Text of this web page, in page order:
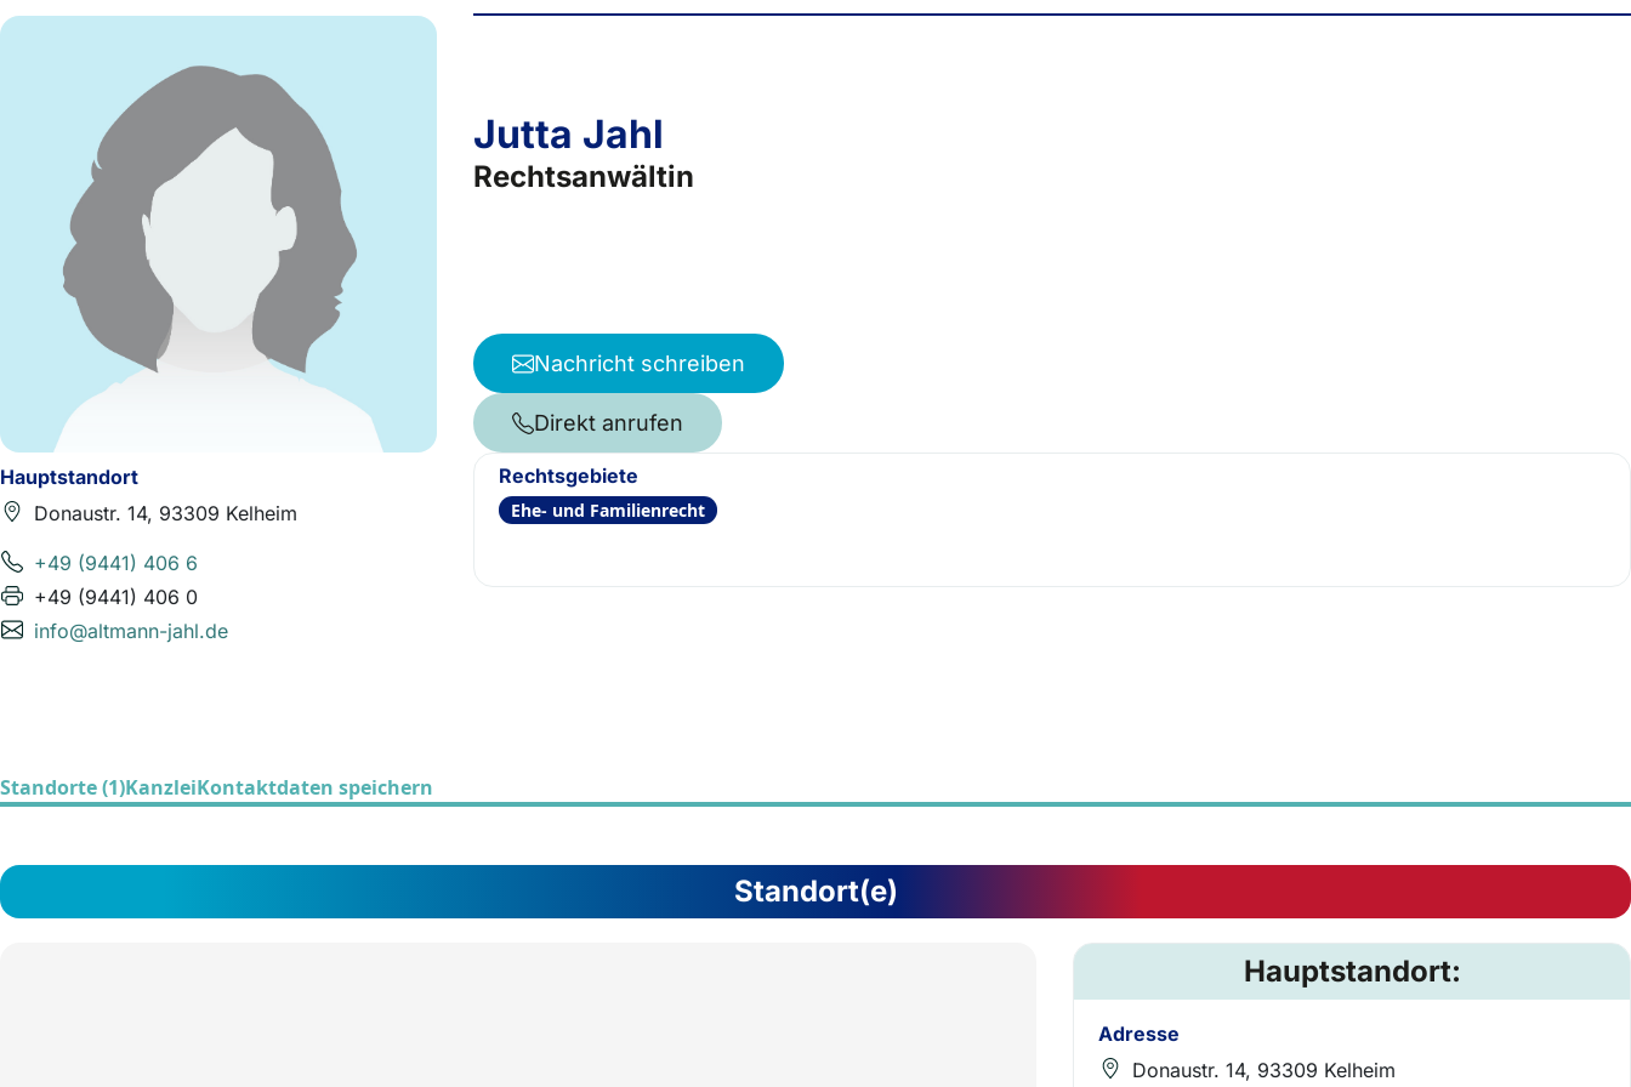
Hauptstandort
Donaustr. 14, 93309 Kelheim
+49 (9441) 406 6
+49 (9441) 406 0
info@altmann-jahl.de
Jutta Jahl
Rechtsanwältin
Nachricht schreiben
Direkt anrufen
Rechtsgebiete
Ehe- und Familienrecht
Standorte (1)KanzleiKontaktdaten speichern
Standort(e)
Hauptstandort:
Adresse
Donaustr. 14, 93309 Kelheim